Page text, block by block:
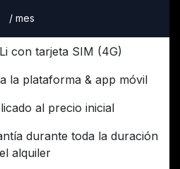
/ mes
con tarjeta SIM (4G)
la plataforma & app móvil
al precio inicial
durante toda la duración
alquiler